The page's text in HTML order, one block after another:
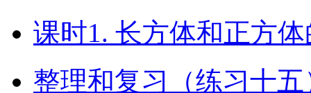
课时1. 长方体和正方
整理和复习（练习十五